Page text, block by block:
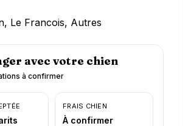
Le Francois, Autres
avec votre chien
à confirmer
FRAIS CHIEN
À confirmer